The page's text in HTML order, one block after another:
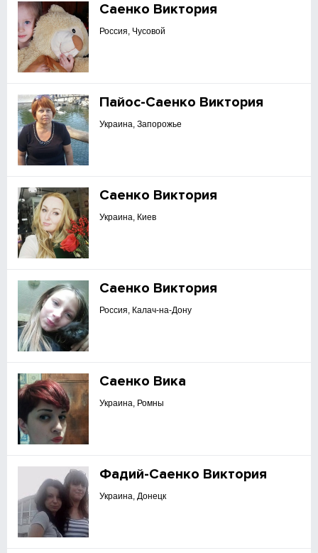
Саенко Виктория
Россия, Чусовой
Пайос-Саенко Виктория
Украина, Запорожье
Саенко Виктория
Украина, Киев
Саенко Виктория
Россия, Калач-на-Дону
Саенко Вика
Украина, Ромны
Фадий-Саенко Виктория
Украина, Донецк